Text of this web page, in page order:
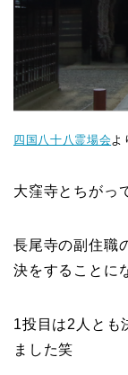
四国八十八霊場会 よ
大窪寺とちがっ
長尾寺の副住職
決をすることに
1投目は2人とも
ました笑